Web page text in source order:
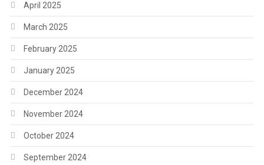
April 2025
March 2025
February 2025
January 2025
December 2024
November 2024
October 2024
September 2024